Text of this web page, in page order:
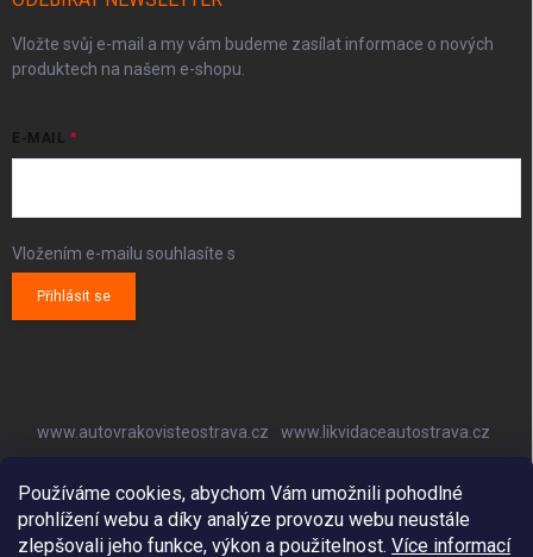
Používáme cookies, abychom Vám umožnili pohodlné
prohlížení webu a díky analýze provozu webu neustále
zlepšovali jeho funkce, výkon a použitelnost. Více informací
Vložte svůj e-mail a my vám budeme zasílat informace o nových
produktech na našem e-shopu.
E-MAIL
Vložením e-mailu souhlasíte s
Přihlásit se
www.autovrakovisteostrava.cz
www.likvidaceautostrava.cz